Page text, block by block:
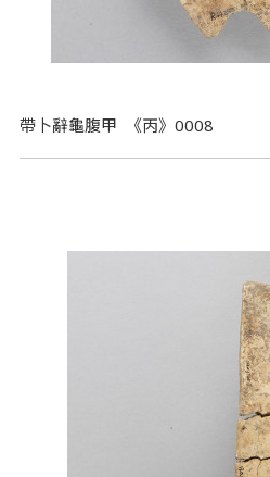
帶卜辭龜腹甲 《丙》0008